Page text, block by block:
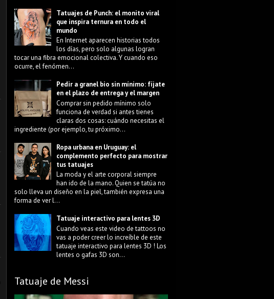
Tatuajes de Punch: el monito viral
que inspira ternura en todo el
mundo
En Internet aparecen historias todos
los días, pero solo algunas logran
tocar una fibra emocional colectiva. Y cuando eso
ocurre, el fenómen...
Pedir a granel bio sin mínimo: fíjate
en el plazo de entrega y el margen
Comprar sin pedido mínimo solo
funciona de verdad si antes tienes
claras dos cosas: cuándo necesitas el
ingrediente (por ejemplo, tu próximo...
Ropa urbana en Uruguay: el
complemento perfecto para mostrar
tus tatuajes
La moda y el arte corporal siempre
han ido de la mano. Quien se tatúa no
solo lleva un diseño en la piel, también expresa una
forma de ver l...
Tatuaje interactivo para lentes 3D
Cuando veas este video de tattoos no
vas a poder creer lo increíble de este
tatuaje interactivo para lentes 3D ! Los
lentes o gafas 3D son...
Tatuaje de Messi